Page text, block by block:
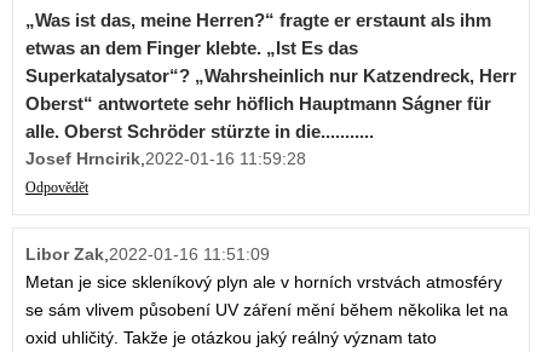
„Was ist das, meine Herren?“ fragte er erstaunt als ihm
etwas an dem Finger klebte. „Ist Es das
Superkatalysator“? „Wahrsheinlich nur Katzendreck, Herr
Oberst“ antwortete sehr höflich Hauptmann Ságner für
alle. Oberst Schröder stürzte in die...........
Josef Hrncirik,2022-01-16 11:59:28
Odpovědět
Libor Zak,2022-01-16 11:51:09
Metan je sice skleníkový plyn ale v horních vrstvách atmosféry
se sám vlivem působení UV záření mění během několika let na
oxid uhličitý. Takže je otázkou jaký reálný význam tato